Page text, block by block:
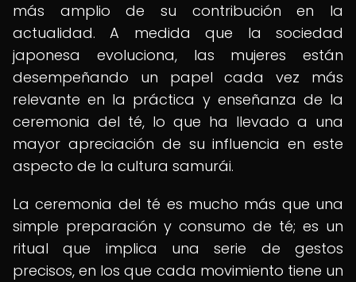
más amplio de su contribución en la
actualidad. A medida que la sociedad
japonesa evoluciona, las mujeres están
desempeñando un papel cada vez más
relevante en la práctica y enseñanza de la
ceremonia del té, lo que ha llevado a una
mayor apreciación de su influencia en este
aspecto de la cultura samurái.
La ceremonia del té es mucho más que una
simple preparación y consumo de té; es un
ritual que implica una serie de gestos
precisos, en los que cada movimiento tiene un